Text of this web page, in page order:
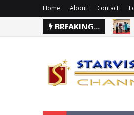
Home About Contact
BREAKING...